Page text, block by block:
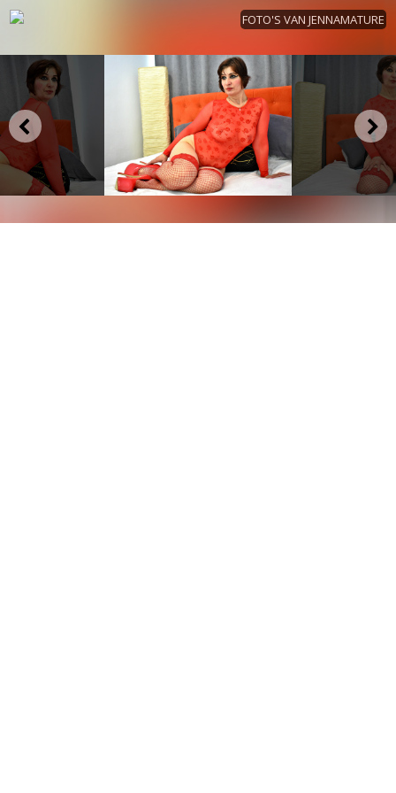
FOTO'S VAN JENNAMATURE